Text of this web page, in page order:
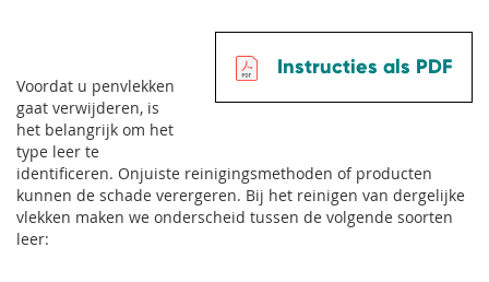
Instructies als PDF
Voordat u penvlekken
gaat verwijderen, is
het belangrijk om het
type leer te
identificeren. Onjuiste reinigingsmethoden of producten
kunnen de schade verergeren. Bij het reinigen van dergelijke
vlekken maken we onderscheid tussen de volgende soorten
leer: